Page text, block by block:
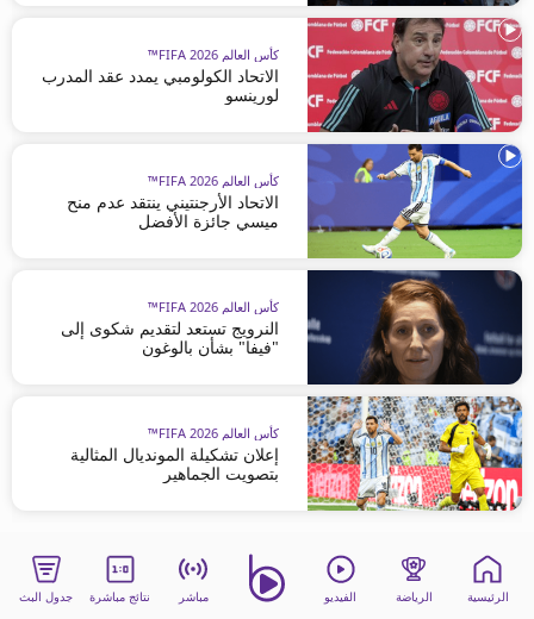
كأس العالم FIFA 2026™
الاتحاد الكولومبي يمدد عقد المدرب
لورينسو
كأس العالم FIFA 2026™
الاتحاد الأرجنتيني ينتقد عدم منح
ميسي جائزة الأفضل
كأس العالم FIFA 2026™
النرويج تستعد لتقديم شكوى إلى
"فيفا" بشأن بالوغون
كأس العالم FIFA 2026™
إعلان تشكيلة المونديال المثالية
بتصويت الجماهير
الرئيسية الرياضة الفيديو مباشر نتائج مباشرة جدول البث